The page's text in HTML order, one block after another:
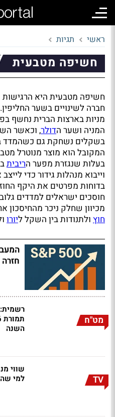
ראשי תגיות
חשיפה מטבעית
חשיפה מטבעית היא
חברה לשינויים בשער
מניות בארצות הברית נחשף
המניה ושער הדולר, וכאשר
בשקלים נשחקת גם כשהמדד
המקובל הוא מוצר מנוטרל
בעלות שנגזרת מפער הריבית
וייבוא מנהלות גידור כדי
בדוחות מפרטים את היקף
חוסכים ישראלים למדדים
מכיוון שחלק ניכר מהחיסכון
חוץ ולתנודות בין השקל ליורו
מט"ח
השנה
TV
שווי
למי